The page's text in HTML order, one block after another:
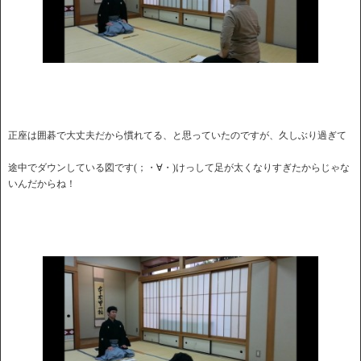
正座は囲碁で大丈夫だから慣れてる、と思っていたのですが、久しぶり過ぎて
途中でダウンしている図です(；・∀・)けっして足が太くなりすぎたからじゃな
いんだからね！